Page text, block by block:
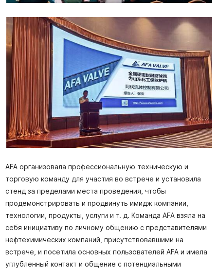
AFA организовала профессиональную техническую и
торговую команду для участия во встрече и установила
стенд за пределами места проведения, чтобы
продемонстрировать и продвинуть имидж компании,
технологии, продукты, услуги и т. д. Команда AFA взяла на
себя инициативу по личному общению с представителями
нефтехимических компаний, присутствовавшими на
встрече, и посетила основных пользователей AFA и имела
углубленный контакт и общение с потенциальными